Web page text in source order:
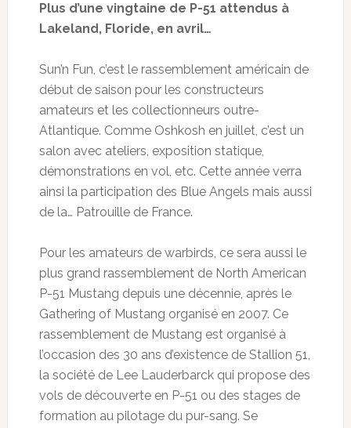
Plus d’une vingtaine de P-51 attendus à
Lakeland, Floride, en avril…
Sun’n Fun, c’est le rassemblement américain de
début de saison pour les constructeurs
amateurs et les collectionneurs outre-
Atlantique. Comme Oshkosh en juillet, c’est un
salon avec ateliers, exposition statique,
démonstrations en vol, etc. Cette année verra
ainsi la participation des Blue Angels mais aussi
de la… Patrouille de France.
Pour les amateurs de warbirds, ce sera aussi le
plus grand rassemblement de North American
P-51 Mustang depuis une décennie, après le
Gathering of Mustang organisé en 2007. Ce
rassemblement de Mustang est organisé à
l’occasion des 30 ans d’existence de Stallion 51,
la société de Lee Lauderbarck qui propose des
vols de découverte en P-51 ou des stages de
formation au pilotage du pur-sang. Se